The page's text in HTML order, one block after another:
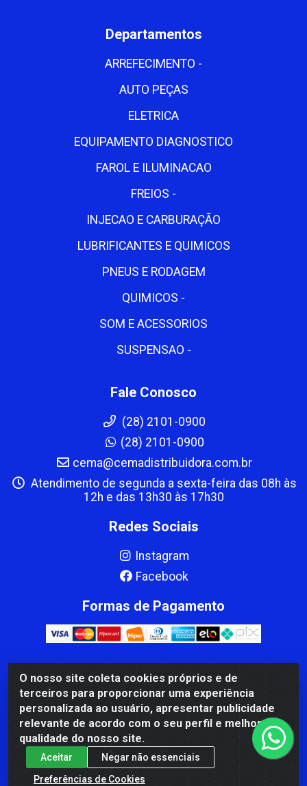
O nosso site coleta cookies próprios e de
terceiros para proporcionar uma experiência
personalizada ao usuário, apresentar publicidade
relevante de acordo com o seu perfil e melhorar a
qualidade do nosso site.
Aceitar
Negar não essenciais
Preferências de Cookies
Departamentos
ARREFECIMENTO -
AUTO PEÇAS
ELETRICA
EQUIPAMENTO DIAGNOSTICO
FAROL E ILUMINACAO
FREIOS -
INJECAO E CARBURAÇÃO
LUBRIFICANTES E QUIMICOS
PNEUS E RODAGEM
QUIMICOS -
SOM E ACESSORIOS
SUSPENSAO -
Fale Conosco
(28) 2101-0900
(28) 2101-0900
cema@cemadistribuidora.com.br
Atendimento de segunda a sexta-feira das 08h às
12h e das 13h30 às 17h30
Redes Sociais
Instagram
Facebook
Formas de Pagamento
CBP MACEDO COMERCIO PEÇAS LTDA Matriz - av Mauro
Miranda Madureira, 1249 - Coramara , Cachoeiro de
Itapemirim/ES - CEP 29.311-310 - CNPJ 00.502.680/0001-41